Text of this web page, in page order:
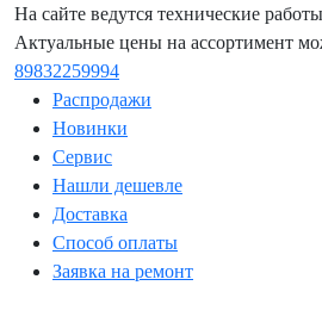
На сайте ведутся технические работы
Актуальные цены на ассортимент
89832259994
Распродажи
Новинки
Сервис
Нашли дешевле
Доставка
Способ оплаты
Заявка на ремонт